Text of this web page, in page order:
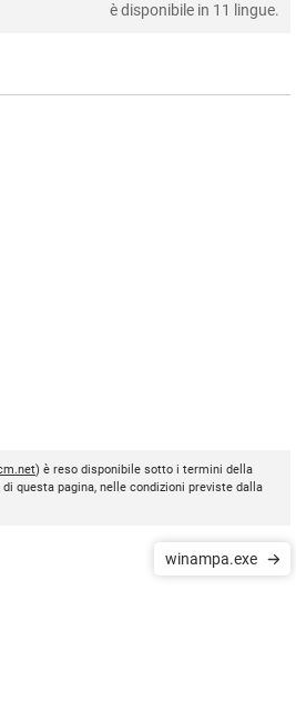
è disponibile in 11 lingue.
) è reso disponibile sotto i termini della
questa pagina, nelle condizioni previste dalla
winampa.exe